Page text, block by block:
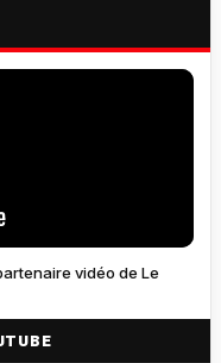
vidéo de Le